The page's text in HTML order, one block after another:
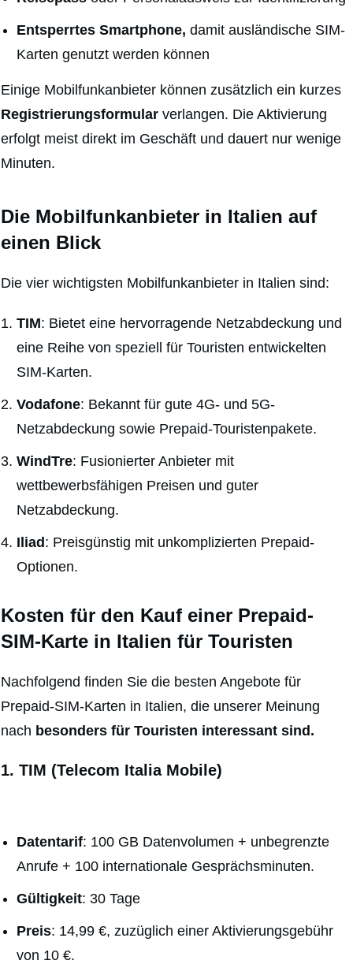
Entsperrtes Smartphone, damit ausländische SIM-
Karten genutzt werden können
Einige Mobilfunkanbieter können zusätzlich ein kurzes
Registrierungsformular verlangen. Die Aktivierung
erfolgt meist direkt im Geschäft und dauert nur wenige
Minuten.
Die Mobilfunkanbieter in Italien auf
einen Blick
Die vier wichtigsten Mobilfunkanbieter in Italien sind:
TIM: Bietet eine hervorragende Netzabdeckung und
eine Reihe von speziell für Touristen entwickelten
SIM-Karten.
Vodafone: Bekannt für gute 4G- und 5G-
Netzabdeckung sowie Prepaid-Touristenpakete.
WindTre: Fusionierter Anbieter mit
wettbewerbsfähigen Preisen und guter
Netzabdeckung.
Iliad : Preisgünstig mit unkomplizierten Prepaid-
Optionen.
Kosten für den Kauf einer Prepaid-
SIM-Karte in Italien für Touristen
Nachfolgend finden Sie die besten Angebote für
Prepaid-SIM-Karten in Italien, die unserer Meinung
nach besonders für Touristen interessant sind.
1. TIM (Telecom Italia Mobile)
Datentarif: 100 GB Datenvolumen + unbegrenzte
Anrufe + 100 internationale Gesprächsminuten.
Gültigkeit: 30 Tage
Preis: 14,99 €, zuzüglich einer Aktivierungsgebühr
von 10 €.